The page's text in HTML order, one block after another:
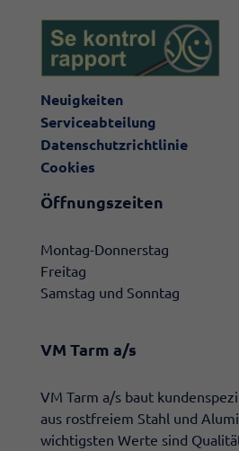
Neuigkeiten
Serviceabteilung
Datenschutzrichtlinie
Cookies
Öffnungszeiten
Montag-Donnerstag
Freitag
Samstag und Sonntag
VM Tarm a/s
​VM Tarm a/s baut
aus rostfreiem Stahl und
wichtigsten Werte sind